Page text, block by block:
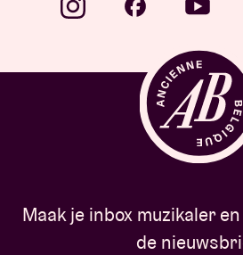
Maak je inbox muzikaler
de